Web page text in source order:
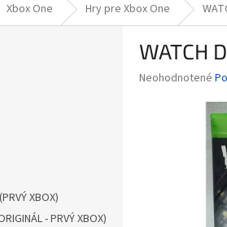
Xbox One Hry pre Xbox One
XBOX)
- PRVÝ XBOX)
WATCH
Priemerné
Neohodnotené